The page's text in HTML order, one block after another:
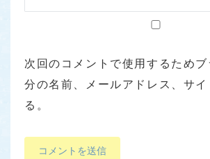
次回のコメントで使用するためブ
分の名前、メールアドレス、サイ
る。